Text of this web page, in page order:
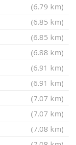
(6.79 km)
(6.85 km)
(6.85 km)
(6.88 km)
(6.91 km)
(6.91 km)
(7.07 km)
(7.07 km)
(7.08 km)